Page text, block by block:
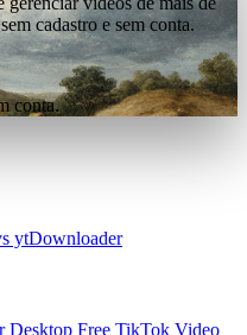
cadastro e sem conta.
conta.
ytDownloader
Desktop Free TikTok Video